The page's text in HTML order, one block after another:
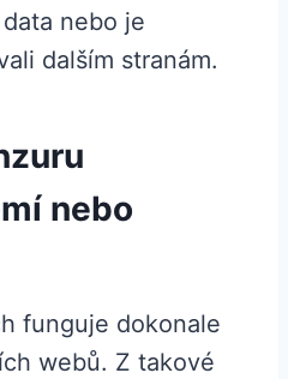
nebo je
dalším stranám.
nebo
funguje dokonale
webů. Z takové